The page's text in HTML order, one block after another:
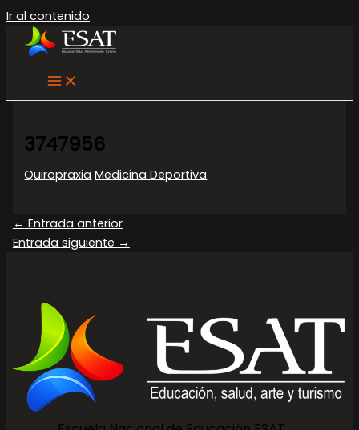
Ir al contenido
3747956
Quiropraxia Medicina Deportiva
← Entrada anterior
Entrada siguiente →